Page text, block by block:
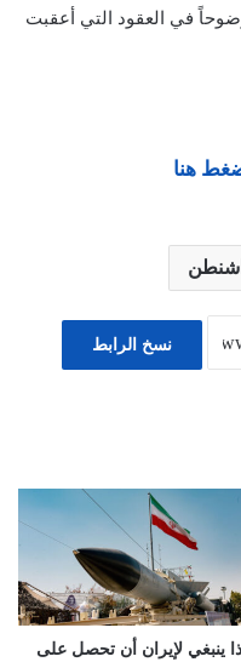
في العقود التي أعقبت
هنا
نسخ الرابط
ينبغي لإيران أن تحصل على